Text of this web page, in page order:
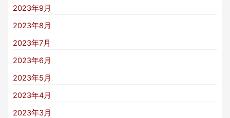
2023年9月
2023年8月
2023年7月
2023年6月
2023年5月
2023年4月
2023年3月